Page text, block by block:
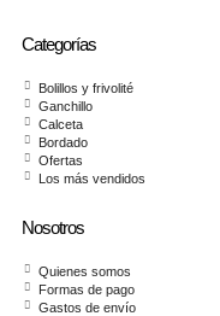
Categorías
Bolillos y frivolité
Ganchillo
Calceta
Bordado
Ofertas
Los más vendidos
Nosotros
Quienes somos
Formas de pago
Gastos de envío